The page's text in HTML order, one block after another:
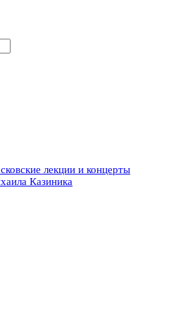
лекции и концерты
Казиника